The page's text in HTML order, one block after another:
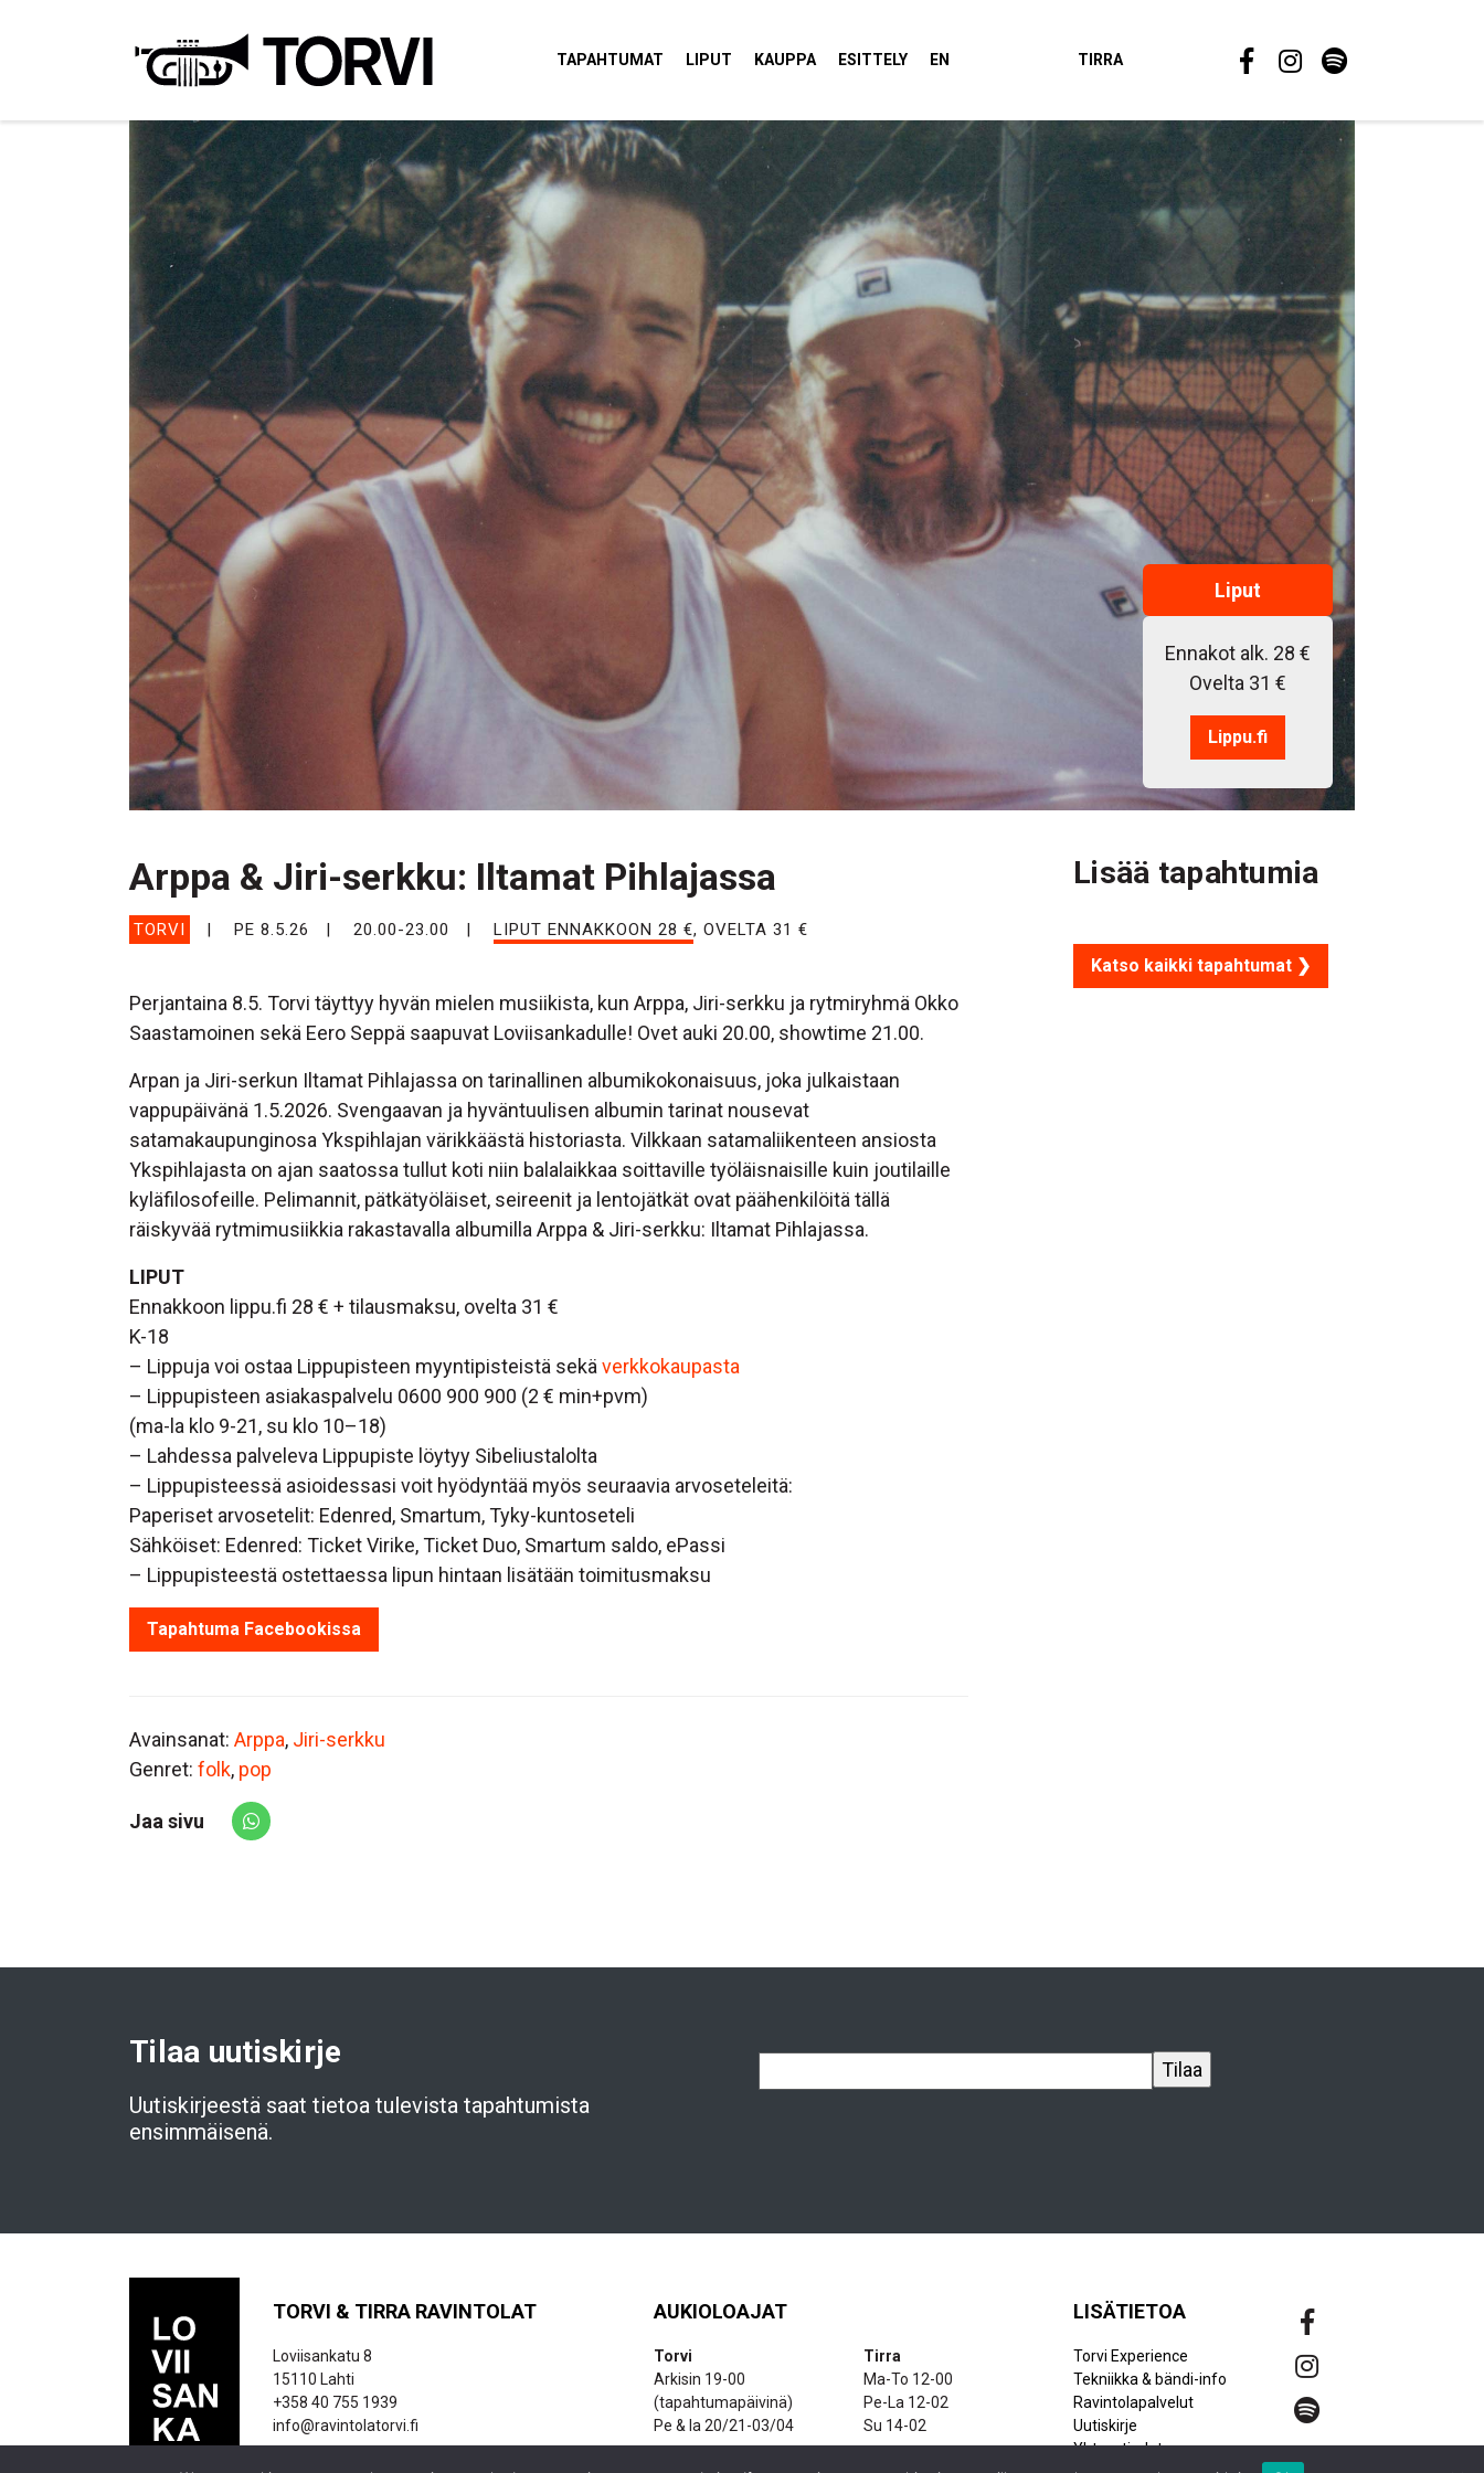
TAPAHTUMAT LIPUT KAUPPA ESITTELY EN TIRRA
Liput
Ennakot alk. 28 €
Ovelta 31 €
Lippu.fi
Arppa & Jiri-serkku: Iltamat Pihlajassa
TORVI PE 8.5.26 20.00-23.00 LIPUT ENNAKKOON 28 €, OVELTA 31 €
Perjantaina 8.5. Torvi täyttyy hyvän mielen musiikista, kun Arppa, Jiri-serkku ja rytmiryhmä Okko
Saastamoinen sekä Eero Seppä saapuvat Loviisankadulle! Ovet auki 20.00, showtime 21.00.
Arpan ja Jiri-serkun Iltamat Pihlajassa on tarinallinen albumikokonaisuus, joka julkaistaan
vappupäivänä 1.5.2026. Svengaavan ja hyväntuulisen albumin tarinat nousevat
satamakaupunginosa Ykspihlajan värikkäästä historiasta. Vilkkaan satamaliikenteen ansiosta
Ykspihlajasta on ajan saatossa tullut koti niin balalaikkaa soittaville työläisnaisille kuin joutilaille
kyläfilosofeille. Pelimannit, pätkätyöläiset, seireenit ja lentojätkät ovat päähenkilöitä tällä
räiskyvää rytmimusiikkia rakastavalla albumilla Arppa & Jiri-serkku: Iltamat Pihlajassa.
LIPUT
Ennakkoon lippu.fi 28 € + tilausmaksu, ovelta 31 €
K-18
– Lippuja voi ostaa Lippupisteen myyntipisteistä sekä verkkokaupasta
– Lippupisteen asiakaspalvelu 0600 900 900 (2 € min+pvm)
(ma-la klo 9-21, su klo 10–18)
– Lahdessa palveleva Lippupiste löytyy Sibeliustalolta
– Lippupisteessä asioidessasi voit hyödyntää myös seuraavia arvoseteleitä:
Paperiset arvosetelit: Edenred, Smartum, Tyky-kuntoseteli
Sähköiset: Edenred: Ticket Virike, Ticket Duo, Smartum saldo, ePassi
– Lippupisteestä ostettaessa lipun hintaan lisätään toimitusmaksu
Tapahtuma Facebookissa
Avainsanat: Arppa, Jiri-serkku
Genret: folk, pop
Jaa sivu
Share via Whatsapp
Lisää tapahtumia
Katso kaikki tapahtumat ❯
Tilaa uutiskirje
Uutiskirjeestä saat tietoa tulevista tapahtumista
ensimmäisenä.
TORVI & TIRRA RAVINTOLAT
Loviisankatu 8
15110 Lahti
+358 40 755 1939
info@ravintolatorvi.fi
AUKIOLOAJAT
Torvi
Arkisin 19-00
(tapahtumapäivinä)
Pe & la 20/21-03/04
Tirra
Ma-To 12-00
Pe-La 12-02
Su 14-02
LISÄTIETOA
Torvi Experience
Tekniikka & bändi-info
Ravintolapalvelut
Uutiskirje
Yhteystiedot